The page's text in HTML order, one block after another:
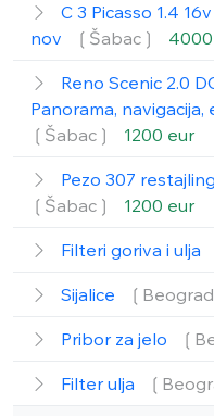
C 3 Picasso 1.4
nov
❲Šabac❳
Reno Scenic 2.0
Panorama,
❲Šabac❳
1200 eur
Pezo 307
❲Šabac❳
1200 eur
Filteri goriva i ulja
Sijalice
Pribor za jelo
Filter ulja